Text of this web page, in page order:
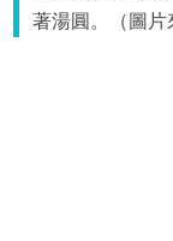
著湯圓。（圖片